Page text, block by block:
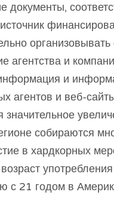
документы,
агентства и
и
агентов и веб-
значительное
собираются
в хардкорных
с 21 годом в